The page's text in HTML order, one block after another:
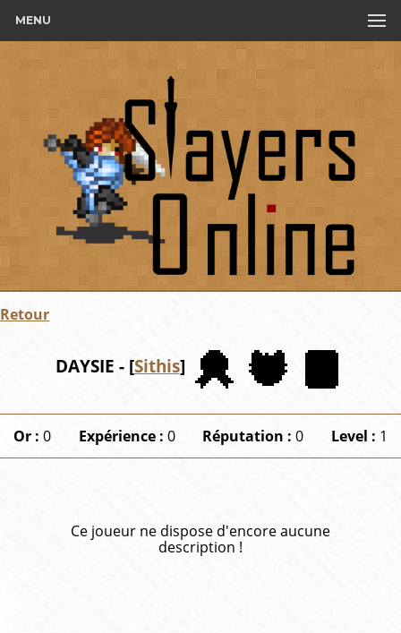
MENU
Retour
DAYSIE - [Sithis]
Or :0 Expérience : 0 Réputation :0 Level : 1
Ce joueur ne dispose d'encore aucune
description !